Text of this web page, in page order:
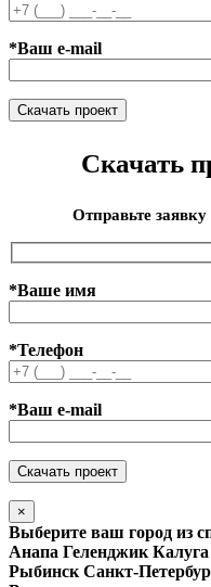
*Ваш e-mail
Скачать
Отправьте
*Ваше имя
*Телефон
*Ваш e-mail
×
Выберите ваш город из
Анапа Геленджик Калуга
Рыбинск Санкт-